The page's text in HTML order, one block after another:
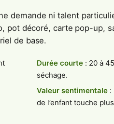
demande ni talent
pot décoré, carte pop-up,
de base.
Durée courte: 20 à
séchage.
Valeur sentimentale:
de l’enfant touche